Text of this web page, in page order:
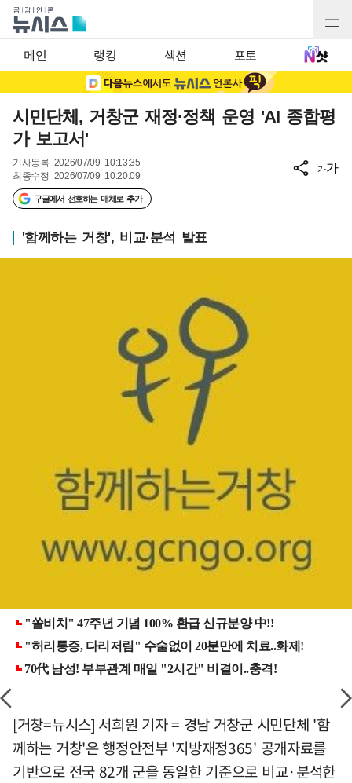
메인 랭킹 섹션 포토
시민단체, 거창군 재정·정책 운영 'AI 종합평
가 보고서'
기사등록 2026/07/09 10:13:35
최종수정 2026/07/09 10:20:09
구글에서 선호하는 매체로 추가
가가
'함께하는 거창', 비교·분석 발표
[거창=뉴시스] 서희원 기자 = 경남 거창군 시민단체 '함
께하는 거창'은 행정안전부 '지방재정365' 공개자료를
기반으로 전국 82개 군을 동일한 기준으로 비교·분석한